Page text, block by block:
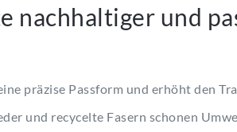
nachhaltiger und
präzise Passform und erhöht den
und recycelte Fasern schonen